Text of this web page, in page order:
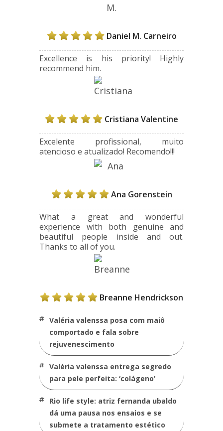
Daniel M. Carneiro
Excellence is his priority! Highly
recommend him.
Cristiana Valentine
Excelente profissional, muito
atencioso e atualizado! Recomendo!!!
Ana Gorenstein
What a great and wonderful
experience with both genuine and
beautiful people inside and out.
Thanks to all of you.
Breanne Hendrickson
valéria valenssa posa com maiô
comportado e fala sobre
rejuvenescimento
valéria valenssa entrega segredo
para pele perfeita: ‘colágeno’
rio life style: atriz fernanda ubaldo
dá uma pausa nos ensaios e se
submete a tratamento estético